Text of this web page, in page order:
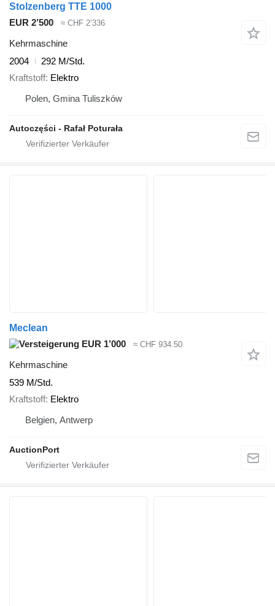
Stolzenberg TTE 1000
EUR 2’500
≈ CHF 2’336
Kehrmaschine
2004
292 M/Std.
Kraftstoff Elektro
Polen, Gmina Tuliszków
Autoczęści - Rafał Poturała
Meclean
EUR 1’000
≈ CHF 934.50
Kehrmaschine
539 M/Std.
Kraftstoff Elektro
Belgien, Antwerp
AuctionPort